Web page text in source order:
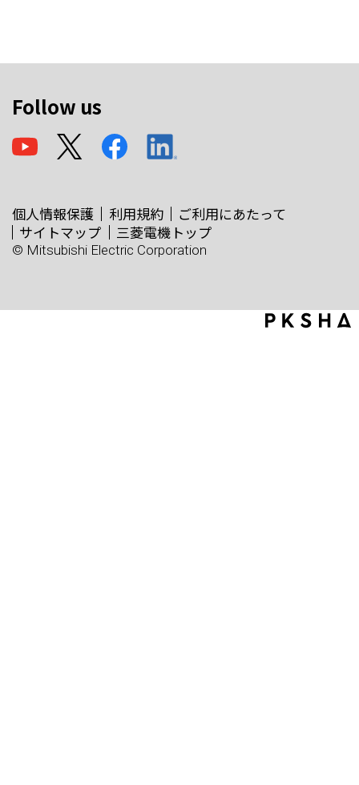
Follow us
個人情報保護 利用規約
ご利用にあたって
サイトマップ
三菱電機トップ
© Mitsubishi Electric Corporation